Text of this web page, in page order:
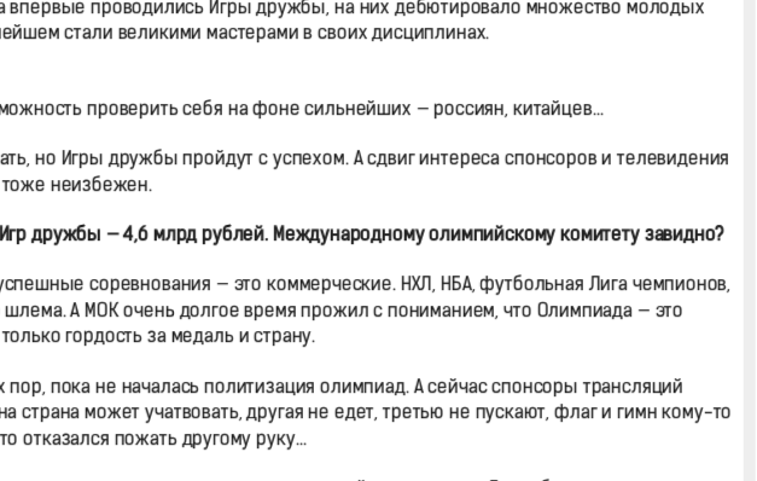
впервые проводились Игры дружбы, на них дебютировало множество молодых
стали великими мастерами в своих дисциплинах.
проверить себя на фоне сильнейших — россиян, китайцев…
но Игры дружбы пройдут с успехом. А сдвиг интереса спонсоров и телевидения
тоже неизбежен.
дружбы — 4,6 млрд рублей. Международному олимпийскому комитету завидно?
соревнования — это коммерческие. НХЛ, НБА, футбольная Лига чемпионов,
А МОК очень долгое время прожил с пониманием, что Олимпиада — это
гордость за медаль и страну.
пока не началась политизация олимпиад. А сейчас спонсоры трансляций
страна может учатвовать, другая не едет, третью не пускают, флаг и гимн кому-то
отказался пожать другому руку…